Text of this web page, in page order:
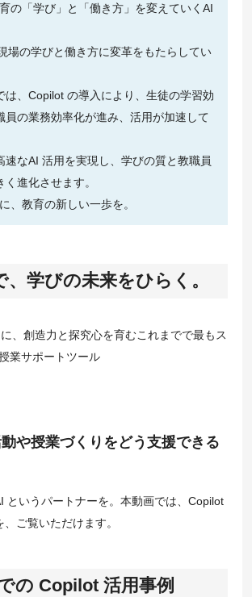
の「学び」と「働き方」を変えていくAI
場の学びと働き方に変革をもたらしてい
は、Copilot の導入により、生徒の学習効
員の業務効率化が進み、活用が加速して
速なAI 活用を実現し、学びの質と教職員
進化させます。
、教育の新しい一歩を。
学びの未来をひらく。
、創造力と探究心を育むこれまでで最もス
業サポートツール
や授業づくりをどう支援できる
というパートナーを。本動画では、Copilot
ご覧いただけます。
の Copilot 活用事例